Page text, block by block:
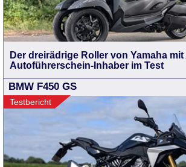
Der dreirädrige Roller von Yamaha
Autoführerschein-Inhaber im Test
BMW F450 GS
Testbericht